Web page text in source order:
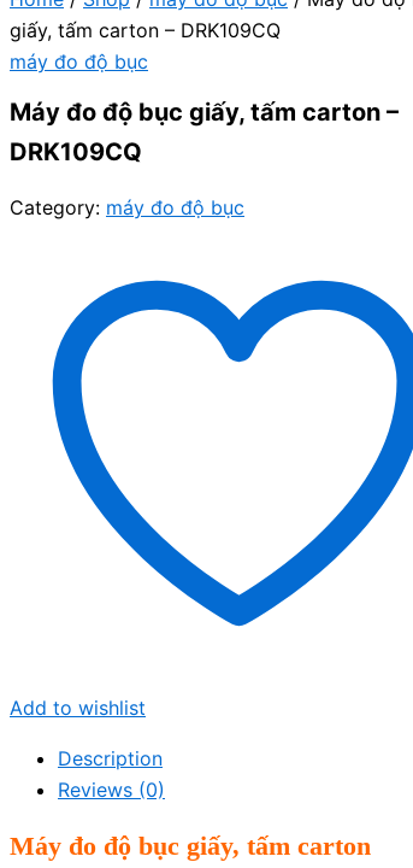
giấy, tấm carton – DRK109CQ
máy đo độ bục
Máy đo độ bục giấy, tấm carton –
DRK109CQ
Category: máy đo độ bục
Add to wishlist
Description
Reviews (0)
Máy đo độ bục giấy, tấm carton